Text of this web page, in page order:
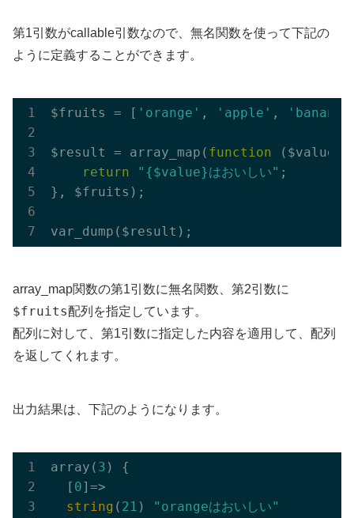
第1引数がcallable引数なので、無名関数を使って下記の
ように定義することができます。
$fruits = [ 'orange' , 'apple' , 'banana'
$result = array_map( function ($value)
return
"{$value}はおいしい" ;
}, $fruits);
array_map関数の第1引数に無名関数、第2引数に
$fruits配列を指定しています。
配列に対して、第1引数に指定した内容を適用して、配列
を返してくれます。
出力結果は、下記のようになります。
array( 3 ) {
  [
0]=>
string ( 21 )
"orangeはおいしい"